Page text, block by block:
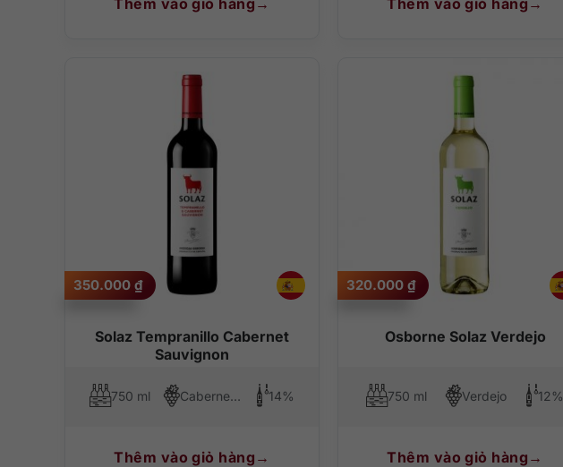
Thêm vào giỏ hàng Thêm vào giỏ hàng
Solaz Tempranillo Cabernet
Sauvignon
350.000 ₫
750 ml Cabernet Sauvignon, Tempranillo 14%
Thêm vào giỏ hàng
Osborne Solaz Verdejo
320.000 ₫
750 ml Verdejo 12%
Thêm vào giỏ hàng